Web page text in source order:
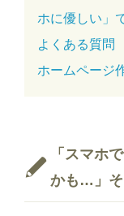
ホに優しい」
よくある質問
ホームページ
「スマホ
かも…」そ